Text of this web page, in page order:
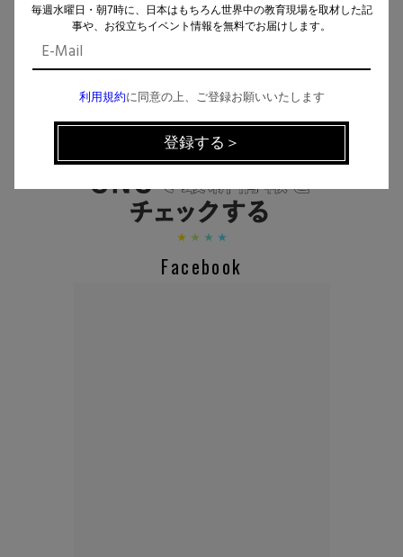
個人情報の取扱 について同意します。
CHECK THE NEWS ON SNS
Facebook
毎週水曜日・朝7時に、日本はもちろん世界中の教育現場を取材した記
事や、お役立ちイベント情報を無料でお届けします。
利用規約に同意の上、ご登録お願いいたします